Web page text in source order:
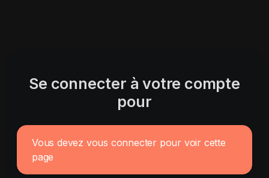
Se connecter à votre compte
pour
Vous devez vous connecter pour voir cette
page